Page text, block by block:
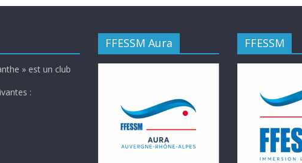
» est un club
:
FFESSM Aura FFESSM